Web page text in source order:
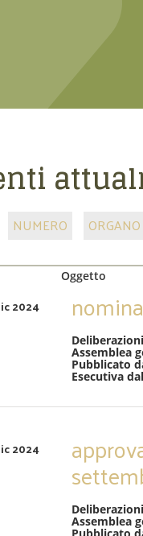
NUMERO
Oggetto
2024
Deliberazioni
Assemblea
Pubblicato
Esecutiva
2024
Deliberazioni
Assemblea